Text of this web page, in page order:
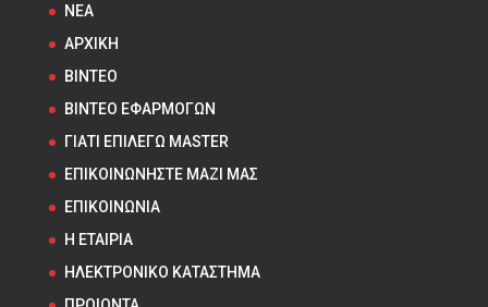
NEA
ΑΡΧΙΚΗ
ΒΙΝΤΕΟ
ΒΙΝΤΕΟ ΕΦΑΡΜΟΓΩΝ
ΓΙΑΤΙ ΕΠΙΛΕΓΩ MASTER
ΕΠΙΚΟΙΝΩΝΗΣΤΕ ΜΑΖΙ ΜΑΣ
ΕΠΙΚΟΙΝΩΝΙΑ
Η ΕΤΑΙΡΙΑ
ΗΛΕΚΤΡΟΝΙΚΟ ΚΑΤΑΣΤΗΜΑ